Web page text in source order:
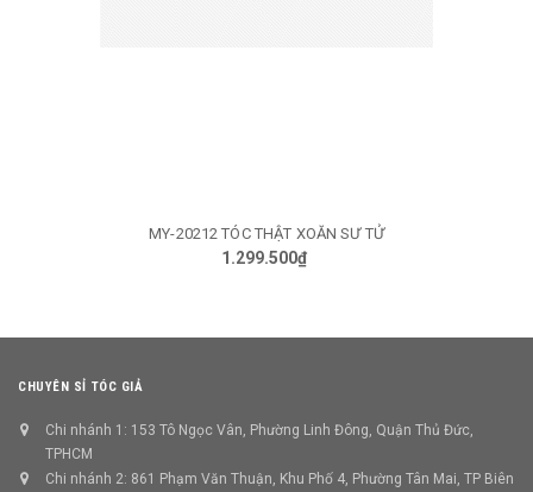
MY-20212 TÓC THẬT XOĂN SƯ TỬ
1.299.500₫
CHUYÊN SỈ TÓC GIẢ
Chi nhánh 1: 153 Tô Ngọc Vân, Phường Linh Đông, Quận Thủ Đức,
TPHCM
Chi nhánh 2: 861 Phạm Văn Thuận, Khu Phố 4, Phường Tân Mai, TP Biên